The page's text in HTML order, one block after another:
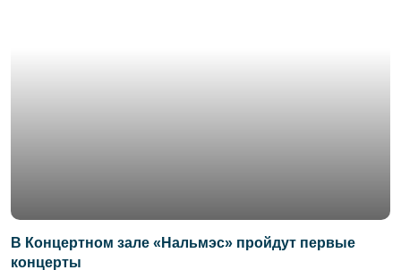
В Концертном зале «Нальмэс» пройдут первые
концерты